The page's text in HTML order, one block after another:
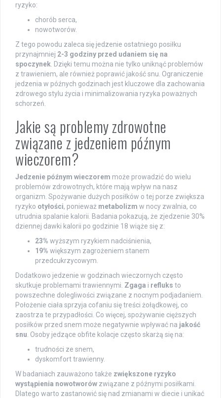
ryzyko:
chorób serca,
nowotworów.
Z tego powodu zaleca się jedzenie ostatniego posiłku
przynajmniej 2-3 godziny przed udaniem się na
spoczynek . Dzięki temu można nie tylko uniknąć problemów
z trawieniem, ale również poprawić jakość snu. Ograniczenie
jedzenia w późnych godzinach jest kluczowe dla zachowania
zdrowego stylu życia i minimalizowania ryzyka poważnych
schorzeń.
Jakie są problemy zdrowotne
związane z jedzeniem późnym
wieczorem?
Jedzenie późnym wieczorem może prowadzić do wielu
problemów zdrowotnych, które mają wpływ na nasz
organizm. Spożywanie dużych posiłków o tej porze zwiększa
ryzyko otyłości, ponieważ metabolizm w nocy zwalnia, co
utrudnia spalanie kalorii. Badania pokazują, że zjedzenie 30%
dziennej dawki kalorii po godzinie 18 wiąże się z:
23% wyższym ryzykiem nadciśnienia,
19% większym zagrożeniem stanem
przedcukrzycowym.
Dodatkowo jedzenie w godzinach wieczornych często
skutkuje problemami trawiennymi. Zgaga i refluks to
powszechne dolegliwości związane z nocnym podjadaniem.
Położenie ciała sprzyja cofaniu się treści żołądkowej, co
zaostrza te przypadłości. Co więcej, spożywanie cięższych
posiłków przed snem może negatywnie wpływać na jakość
snu . Osoby jedzące obfite kolacje często skarżą się na:
trudności ze snem,
dyskomfort trawienny.
W badaniach zauważono także zwiększone ryzyko
wystąpienia nowotworów związane z późnymi posiłkami.
Dlatego warto zastanowić się nad zmianami w diecie i unikać